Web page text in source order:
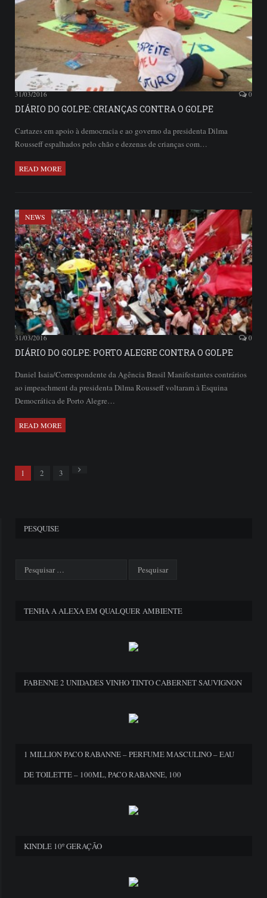
31/03/2016 0
DIÁRIO DO GOLPE: CRIANÇAS CONTRA O GOLPE
Cartazes em apoio à democracia e ao governo da presidenta Dilma
Rousseff espalhados pelo chão e dezenas de crianças com…
READ MORE
NEWS
31/03/2016 0
DIÁRIO DO GOLPE: PORTO ALEGRE CONTRA O GOLPE
Daniel Isaia/Correspondente da Agência Brasil Manifestantes contrários
ao impeachment da presidenta Dilma Rousseff voltaram à Esquina
Democrática de Porto Alegre…
READ MORE
1 2 3 Next
PESQUISE
TENHA A ALEXA EM QUALQUER AMBIENTE
FABENNE 2 UNIDADES VINHO TINTO CABERNET SAUVIGNON
1 MILLION PACO RABANNE – PERFUME MASCULINO – EAU
DE TOILETTE – 100ML, PACO RABANNE, 100
KINDLE 10º GERAÇÃO